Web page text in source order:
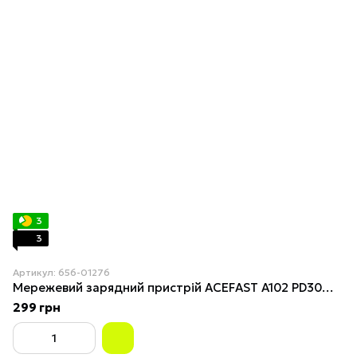
3
3
Артикул: 656-01276
Мережевий зарядний пристрій ACEFAST A102 PD30W GaN single USB-C charger (EU) Black
299 грн